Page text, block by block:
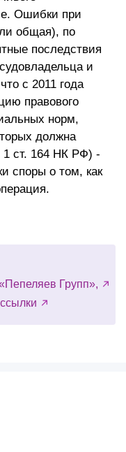
Ошибки при
общая), по
последствия
и
с 2011 года
правового
норм,
должна
1 ст. 164 НК РФ) -
споры о том, как
Групп»,